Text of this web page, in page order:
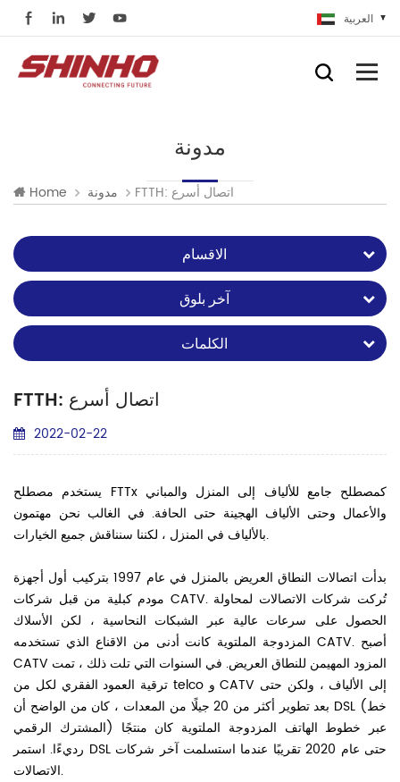
العربية
مدونة
Home مدونة FTTH: اتصال أسرع
الاقسام
آخر بلوق
الكلمات
FTTH: اتصال أسرع
2022-02-22
يستخدم مصطلح FTTx كمصطلح جامع للألياف إلى المنزل والمباني
والأعمال وحتى الألياف الهجينة حتى الحافة. في الغالب نحن مهتمون
بالألياف في المنزل ، لكننا سنناقش جميع الخيارات.
بدأت اتصالات النطاق العريض بالمنزل في عام 1997 بتركيب أول أجهزة
مودم كبلية من قبل شركات CATV. تُركت شركات الاتصالات لمحاولة
الحصول على سرعات عالية عبر الشبكات النحاسية ، لكن الأسلاك
المزدوجة الملتوية كانت أدنى من الاقناع الذي تستخدمه CATV. أصبح
CATV المزود المهيمن للنطاق العريض. في السنوات التي تلت ذلك ، تمت
ترقية العمود الفقري لكل من telco و CATV إلى الألياف ، ولكن حتى
بعد تطوير أكثر من 20 جيلًا من المعدات ، كان من الواضح أن DSL (خط
المشترك الرقمي) عبر خطوط الهاتف المزدوجة الملتوية كان منتجًا
رديءًا. استمر DSL حتى عام 2020 تقريبًا عندما استسلمت آخر شركات
الاتصالات.